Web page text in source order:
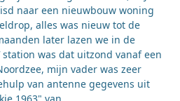
naar een nieuwbouw woning
alles was nieuw tot de
later lazen we in de
station was dat uitzond vanaf een
mijn vader was zeer
van antenne gegevens uit